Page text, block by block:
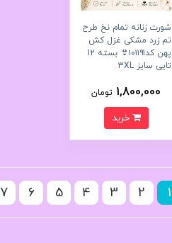
شورت زنانه تمام نخ طرح
تم زرد مشکی غزل کش
پهن کد۱۰۱۱۹۱👙 بسته 12
تایی سایز 3XL
1,800,000 تومان
خرید
1
2
3
4
5
6
7